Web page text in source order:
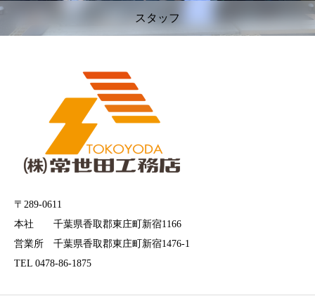
スタッフ
〒289-0611
本社 千葉県香取郡東庄町新宿1166
営業所 千葉県香取郡東庄町新宿1476-1
TEL 0478-86-1875